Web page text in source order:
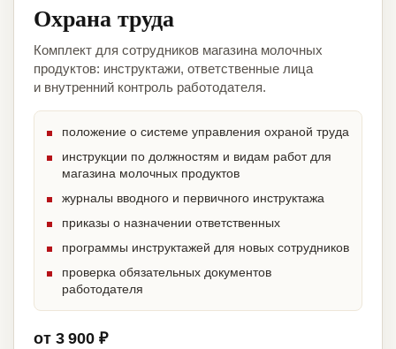
Охрана труда
Комплект для сотрудников магазина молочных
продуктов: инструктажи, ответственные лица
и внутренний контроль работодателя.
положение о системе управления охраной труда
инструкции по должностям и видам работ для
магазина молочных продуктов
журналы вводного и первичного инструктажа
приказы о назначении ответственных
программы инструктажей для новых сотрудников
проверка обязательных документов
работодателя
от 3 900 ₽